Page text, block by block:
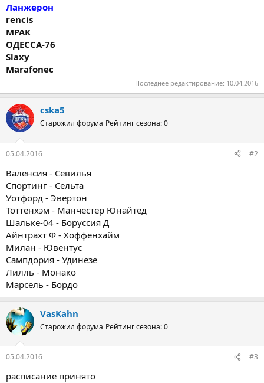
Ланжерон
rencis
МРАК
ОДЕССА-76
Slaxy
Marafonec
Последнее редактирование: 10.04.2016
cska5
Старожил форума Рейтинг сезона: 0
05.04.2016 #2
Валенсия - Севилья
Спортинг - Сельта
Уотфорд - Эвертон
Тоттенхэм - Манчестер Юнайтед
Шальке-04 - Боруссия Д
Айнтрахт Ф - Хоффенхайм
Милан - Ювентус
Сампдория - Удинезе
Лилль - Монако
Марсель - Бордо
VasKahn
Старожил форума Рейтинг сезона: 0
05.04.2016 #3
расписание принято